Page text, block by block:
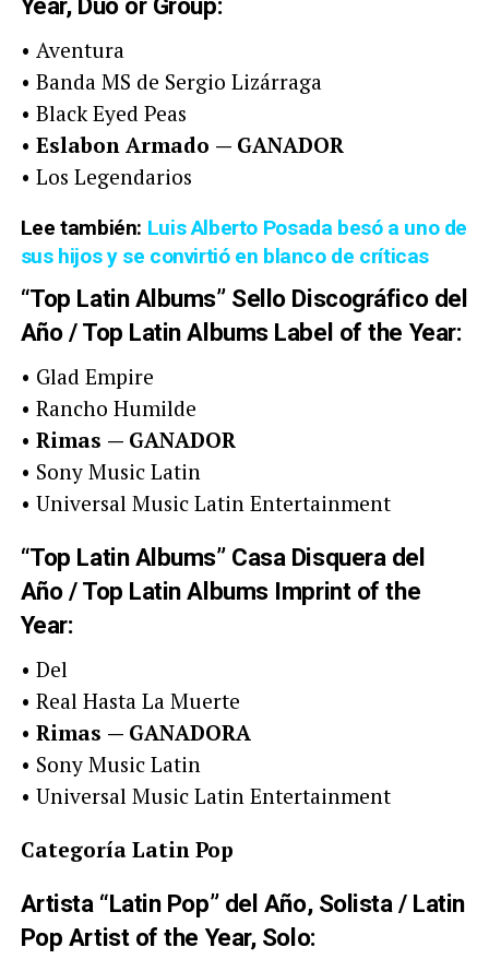
• Aventura
• Banda MS de Sergio Lizárraga
• Black Eyed Peas
• Eslabon Armado — GANADOR
• Los Legendarios
Lee también: Luis Alberto Posada besó a uno de
sus hijos y se convirtió en blanco de críticas
“Top Latin Albums” Sello Discográfico del
Año / Top Latin Albums Label of the Year:
• Glad Empire
• Rancho Humilde
• Rimas — GANADOR
• Sony Music Latin
• Universal Music Latin Entertainment
“Top Latin Albums” Casa Disquera del
Año / Top Latin Albums Imprint of the
Year:
• Del
• Real Hasta La Muerte
• Rimas — GANADORA
• Sony Music Latin
• Universal Music Latin Entertainment
Categoría Latin Pop
Artista “Latin Pop” del Año, Solista / Latin
Pop Artist of the Year, Solo: